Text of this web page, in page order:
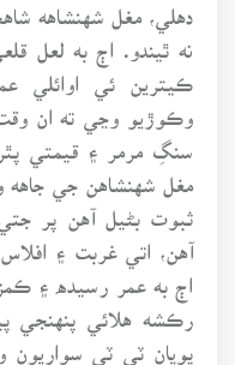
دهلي، مغل شهنشاهه
نه ٿيندو. اڄ به لعل
ڪيترين ئي اوائلي
وڪوڙيو وڃي ته ان
سنگِ مرمر ۽ قيمتي
مغل شهنشاهن جي جاهه
ثبوت بڻيل آهن پر
آهن، اتي غربت ۽
اڄ به عمر رسيده ۽
رڪشه هلائي پنهنجي
پويان ٽي ٽي سواريون